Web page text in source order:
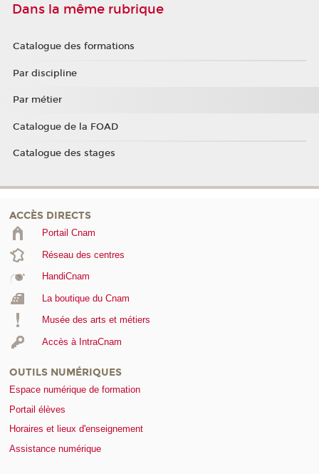
Dans la même rubrique
Catalogue des formations
Par discipline
Par métier
Catalogue de la FOAD
Catalogue des stages
ACCÈS DIRECTS
Portail Cnam
Réseau des centres
HandiCnam
La boutique du Cnam
Musée des arts et métiers
Accès à IntraCnam
OUTILS NUMÉRIQUES
Espace numérique de formation
Portail élèves
Horaires et lieux d'enseignement
Assistance numérique